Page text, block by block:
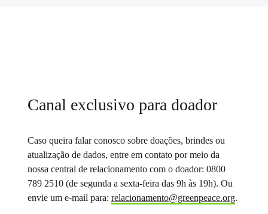
Canal exclusivo para doador
Caso queira falar conosco sobre doações, brindes ou
atualização de dados, entre em contato por meio da
nossa central de relacionamento com o doador: 0800
789 2510 (de segunda a sexta-feira das 9h às 19h). Ou
envie um e-mail para: relacionamento@greenpeace.org.